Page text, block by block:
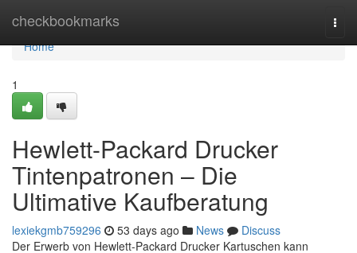
checkbookmarks
Home
Home
1
Hewlett-Packard Drucker
Tintenpatronen – Die
Ultimative Kaufberatung
lexiekgmb759296 53 days ago News
Discuss
Der Erwerb von Hewlett-Packard Drucker Kartuschen kann